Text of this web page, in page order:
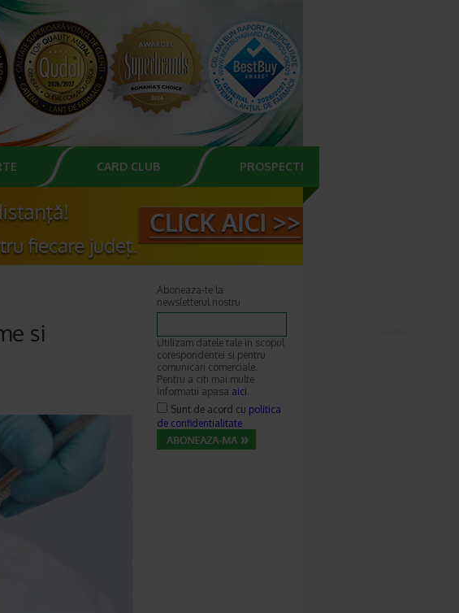
CARD CLUB PROSPECTE
si
Aboneaza-te la
newsletterul nostru
Utilizam datele tale in scopul
corespondentei si pentru
comunicari comerciale.
Pentru a citi mai multe
informatii apasa aici.
Sunt de acord cu politica
de confidentialitate